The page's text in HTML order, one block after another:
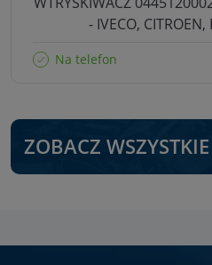
- IVECO, CITROEN,
Na telefon
ZOBACZ WSZYSTKIE